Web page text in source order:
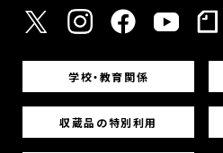
学校・教育関係
収蔵品の特別利用